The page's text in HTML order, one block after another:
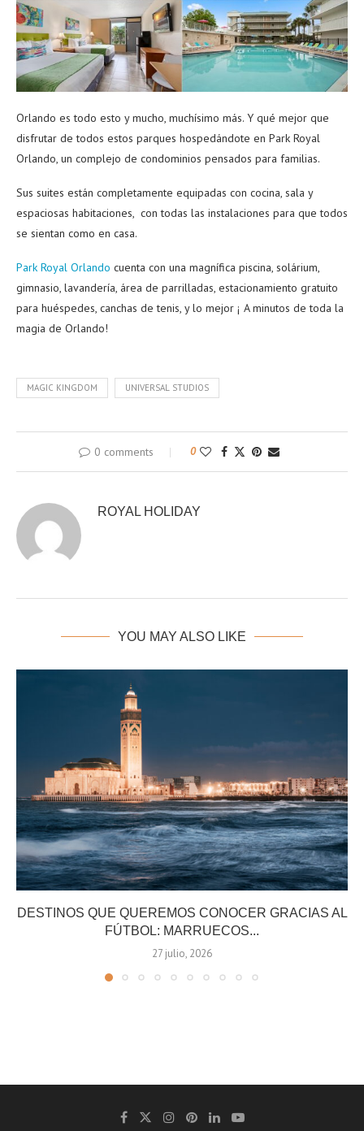
Orlando es todo esto y mucho, muchísimo más. Y qué mejor que
disfrutar de todos estos parques hospedándote en Park Royal
Orlando, un complejo de condominios pensados para familias.
Sus suites están completamente equipadas con cocina, sala y
espaciosas habitaciones, con todas las instalaciones para que todos
se sientan como en casa.
Park Royal Orlando cuenta con una magnífica piscina, solárium,
gimnasio, lavandería, área de parrilladas, estacionamiento gratuito
para huéspedes, canchas de tenis, y lo mejor ¡ A minutos de toda la
magia de Orlando!
MAGIC KINGDOM UNIVERSAL STUDIOS
0 comments 0
ROYAL HOLIDAY
YOU MAY ALSO LIKE
DESTINOS QUE QUEREMOS CONOCER GRACIAS AL
FÚTBOL: MARRUECOS...
27 julio, 2026